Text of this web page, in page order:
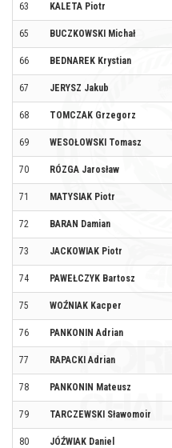
63 KALETA Piotr
65 BUCZKOWSKI Michał
66 BEDNAREK Krystian
67 JERYSZ Jakub
68 TOMCZAK Grzegorz
69 WESOŁOWSKI Tomasz
70 RÓZGA Jarosław
71 MATYSIAK Piotr
72 BARAN Damian
73 JACKOWIAK Piotr
74 PAWEŁCZYK Bartosz
75 WOŹNIAK Kacper
76 PANKONIN Adrian
77 RAPACKI Adrian
78 PANKONIN Mateusz
79 TARCZEWSKI Sławomoir
80 JÓŹWIAK Daniel